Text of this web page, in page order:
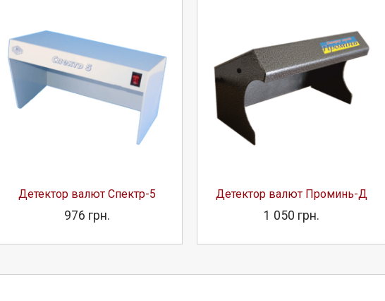
Детектор валют Спектр-5
976 грн.
Детектор валют Проминь-Д
1 050 грн.